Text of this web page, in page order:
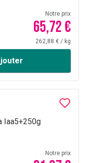
Notre prix
65,72 €
262,88 € / kg
Iaa5+250g
Notre prix